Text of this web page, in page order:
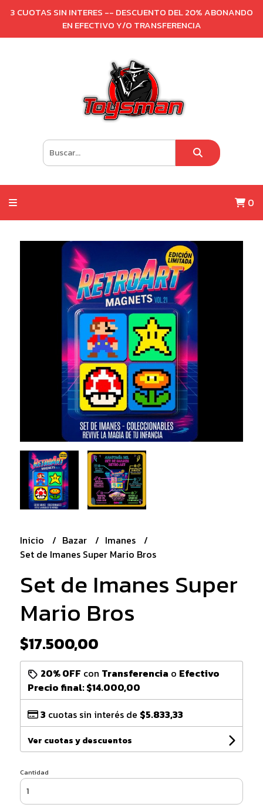
3 CUOTAS SIN INTERES -- DESCUENTO DEL 20% ABONANDO
EN EFECTIVO Y/O TRANSFERENCIA
0
Inicio Bazar
Imanes
Set de Imanes Super Mario Bros
Set de Imanes Super
Mario Bros
$17.500,00
20% OFF con Transferencia o Efectivo
Precio final:$14.000,00
3 cuotas sin interés de $5.833,33
Ver cuotas y descuentos
Cantidad